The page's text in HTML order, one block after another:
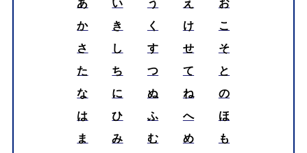
か
き く け
こ
さ
し す せ
そ
た
ち つ て
と
な
に ぬ ね
の
は
ひ ふ へ
ほ
ま
み む め
も